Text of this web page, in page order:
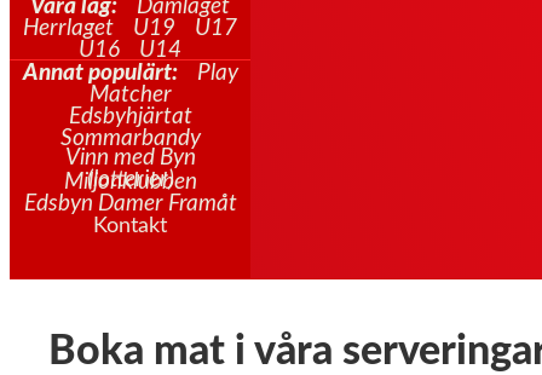
Våra lag:
Damlaget
Herrlaget
U19
U17
U16
U14
Annat populärt:
Play
Matcher
Edsbyhjärtat
Sommarbandy
Vinn med Byn
(lotterier)
Miljonklubben
Edsbyn Damer Framåt
Kontakt
Boka mat i våra